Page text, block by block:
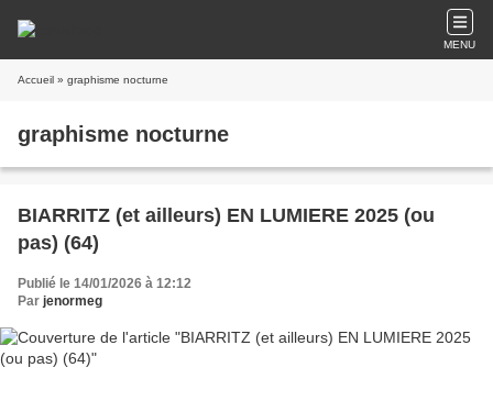
MENU
Accueil » graphisme nocturne
graphisme nocturne
BIARRITZ (et ailleurs) EN LUMIERE 2025 (ou
pas) (64)
Publié le 14/01/2026 à 12:12
Par jenormeg